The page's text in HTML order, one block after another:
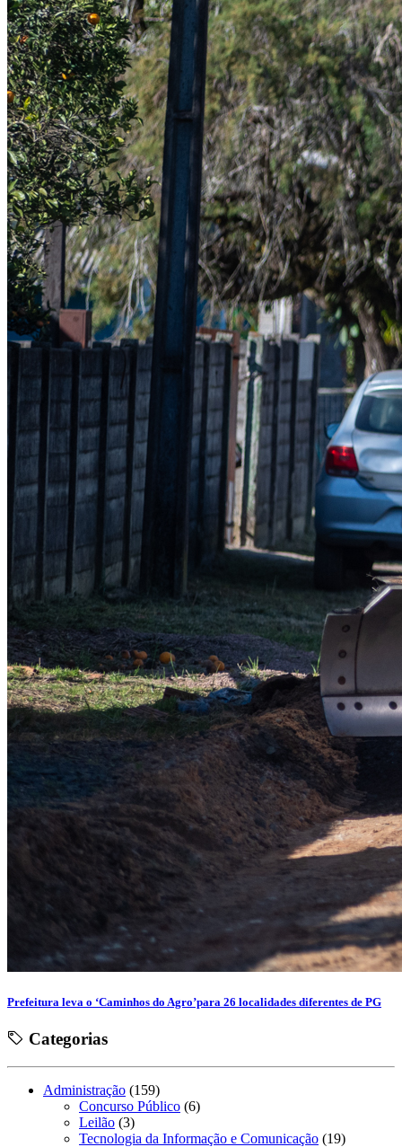
Prefeitura leva o ‘Caminhos do Agro’para 26 localidades diferentes de PG
Categorias
Administração (159)
Concurso Público (6)
Leilão (3)
Tecnologia da Informação e Comunicação (19)